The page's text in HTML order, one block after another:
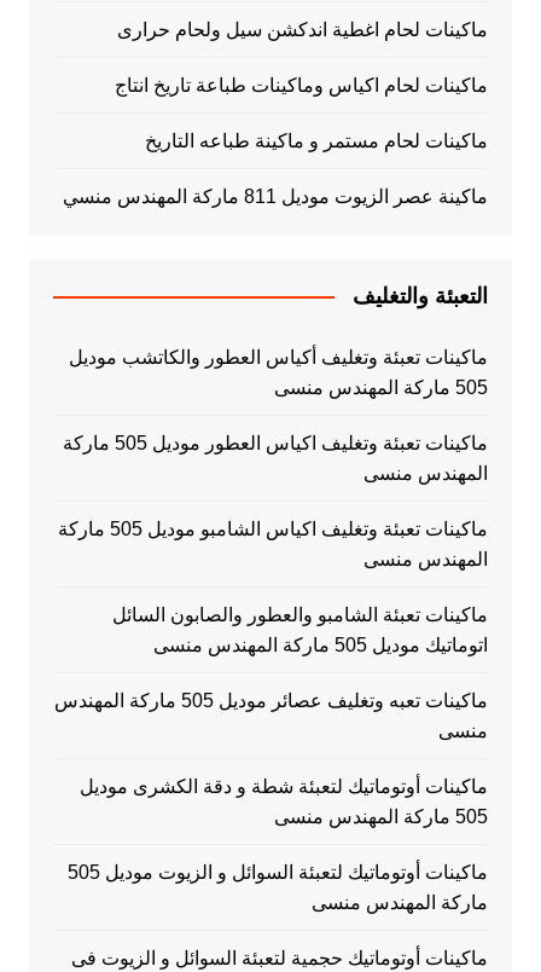
ماكينات لحام اغطية اندكشن سيل ولحام حرارى
ماكينات لحام اكياس وماكينات طباعة تاريخ انتاج
ماكينات لحام مستمر و ماكينة طباعه التاريخ
ماكينة عصر الزيوت موديل 811 ماركة المهندس منسي
التعبئة والتغليف
ماكينات تعبئة وتغليف أكياس العطور والكاتشب موديل
505 ماركة المهندس منسى
ماكينات تعبئة وتغليف اكياس العطور موديل 505 ماركة
المهندس منسى
ماكينات تعبئة وتغليف اكياس الشامبو موديل 505 ماركة
المهندس منسى
ماكينات تعبئة الشامبو والعطور والصابون السائل
اتوماتيك موديل 505 ماركة المهندس منسى
ماكينات تعبه وتغليف عصائر موديل 505 ماركة المهندس
منسى
ماكينات أوتوماتيك لتعبئة شطة و دقة الكشرى موديل
505 ماركة المهندس منسى
ماكينات أوتوماتيك لتعبئة السوائل و الزيوت موديل 505
ماركة المهندس منسى
ماكينات أوتوماتيك حجمية لتعبئة السوائل و الزيوت فى